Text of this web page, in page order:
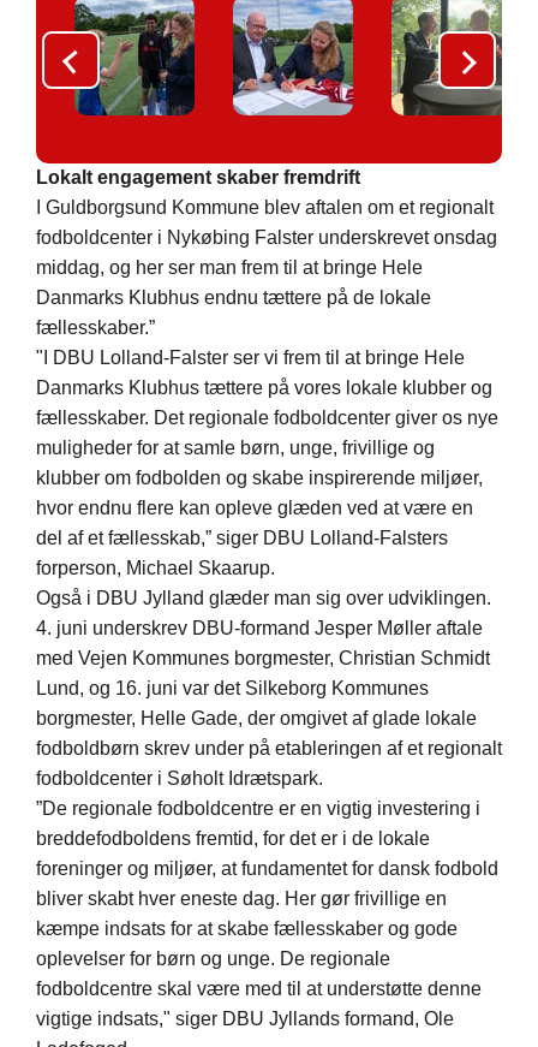
Lokalt engagement skaber fremdrift
I Guldborgsund Kommune blev aftalen om et regionalt
fodboldcenter i Nykøbing Falster underskrevet onsdag
middag, og her ser man frem til at bringe Hele
Danmarks Klubhus endnu tættere på de lokale
fællesskaber.”
"I DBU Lolland-Falster ser vi frem til at bringe Hele
Danmarks Klubhus tættere på vores lokale klubber og
fællesskaber. Det regionale fodboldcenter giver os nye
muligheder for at samle børn, unge, frivillige og
klubber om fodbolden og skabe inspirerende miljøer,
hvor endnu flere kan opleve glæden ved at være en
del af et fællesskab,” siger DBU Lolland-Falsters
forperson, Michael Skaarup.
Også i DBU Jylland glæder man sig over udviklingen.
4. juni underskrev DBU-formand Jesper Møller aftale
med Vejen Kommunes borgmester, Christian Schmidt
Lund, og 16. juni var det Silkeborg Kommunes
borgmester, Helle Gade, der omgivet af glade lokale
fodboldbørn skrev under på etableringen af et regionalt
fodboldcenter i Søholt Idrætspark.
”De regionale fodboldcentre er en vigtig investering i
breddefodboldens fremtid, for det er i de lokale
foreninger og miljøer, at fundamentet for dansk fodbold
bliver skabt hver eneste dag. Her gør frivillige en
kæmpe indsats for at skabe fællesskaber og gode
oplevelser for børn og unge. De regionale
fodboldcentre skal være med til at understøtte denne
vigtige indsats," siger DBU Jyllands formand, Ole